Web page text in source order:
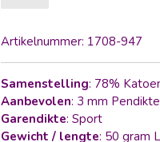
Artikelnummer: 1708-947
Samenstelling: 78%
Aanbevolen: 3 mm
Garendikte: Sport
Gewicht / lengte: 50 gram